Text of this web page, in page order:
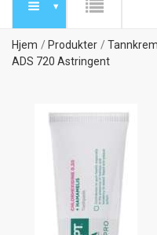
Hjem Produkter
ADS 720 Astringent